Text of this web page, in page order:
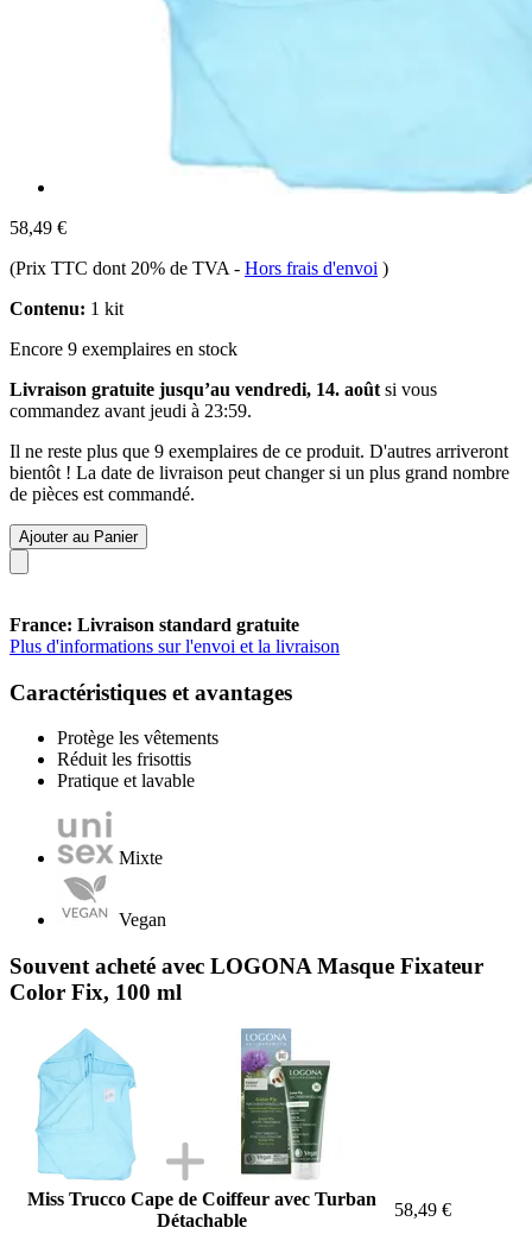
58,49 €
(Prix TTC dont 20% de TVA - Hors frais d'envoi )
Contenu: 1 kit
Encore 9 exemplaires en stock
Livraison gratuite jusqu’au vendredi, 14. août si vous
commandez avant jeudi à 23:59.
Il ne reste plus que 9 exemplaires de ce produit. D'autres arriveront
bientôt ! La date de livraison peut changer si un plus grand nombre
de pièces est commandé.
Ajouter au Panier
France: Livraison standard gratuite
Plus d'informations sur l'envoi et la livraison
Caractéristiques et avantages
Protège les vêtements
Réduit les frisottis
Pratique et lavable
Mixte
Vegan
Souvent acheté avec LOGONA Masque Fixateur
Color Fix, 100 ml
Miss Trucco Cape de Coiffeur avec Turban
Détachable
58,49 €